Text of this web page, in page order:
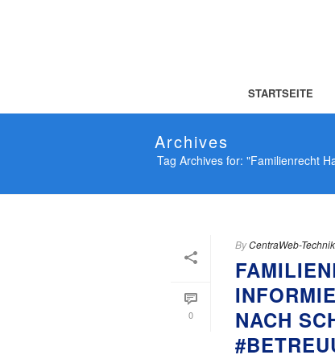
STARTSEITE
Archives
Tag Archives for: "Familienrecht
0
ByCentraWeb-Technik
NACH